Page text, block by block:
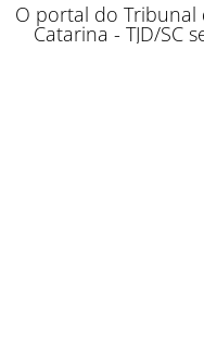
O portal do Tribunal
Catarina - TJD/SC